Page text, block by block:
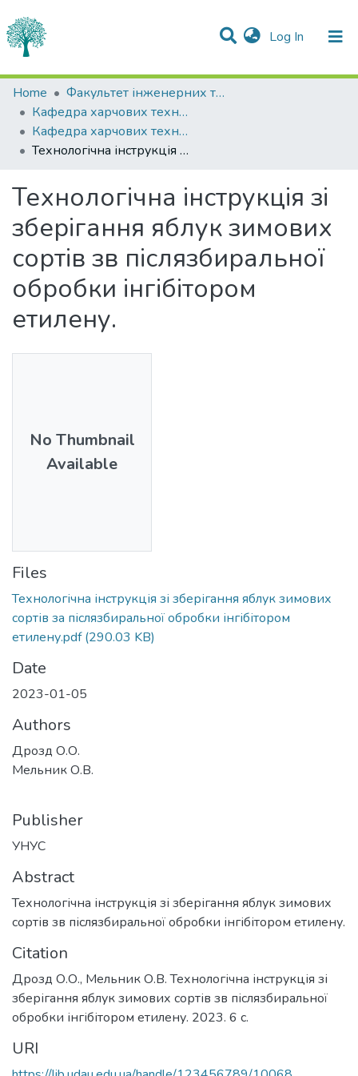
Log In (current)
Statistics
Communities & Collections
All of DSpace
Home
Факультет інженерних технологій та професійної освіти
Кафедра харчових технологій
Кафедра харчових технологій
Технологічна інструкція зі зберігання яблук зимових сортів зв післязбиральної обробки інгібітором етилену.
Технологічна інструкція зі
зберігання яблук зимових
сортів зв післязбиральної
обробки інгібітором
етилену.
No Thumbnail
Available
Files
Технологічна інструкція зі зберігання яблук зимових
сортів за післязбиральної обробки інгібітором
етилену.pdf (290.03 KB)
Date
2023-01-05
Authors
Дрозд О.О.
Мельник О.В.
Publisher
УНУС
Abstract
Технологічна інструкція зі зберігання яблук зимових
сортів зв післязбиральної обробки інгібітором етилену.
Citation
Дрозд О.О., Мельник О.В. Технологічна інструкція зі
зберігання яблук зимових сортів зв післязбиральної
обробки інгібітором етилену. 2023. 6 с.
URI